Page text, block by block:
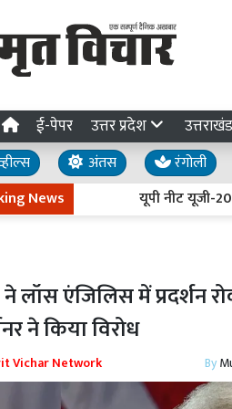
ई-पेपर उत्तर प्रदेश उत्तराखंड
अंतस रंगोली
News
यूपी नीट यूजी-
ने लॉस एंजिलिस में प्रदर्शन
ने किया विरोध
Vichar Network By